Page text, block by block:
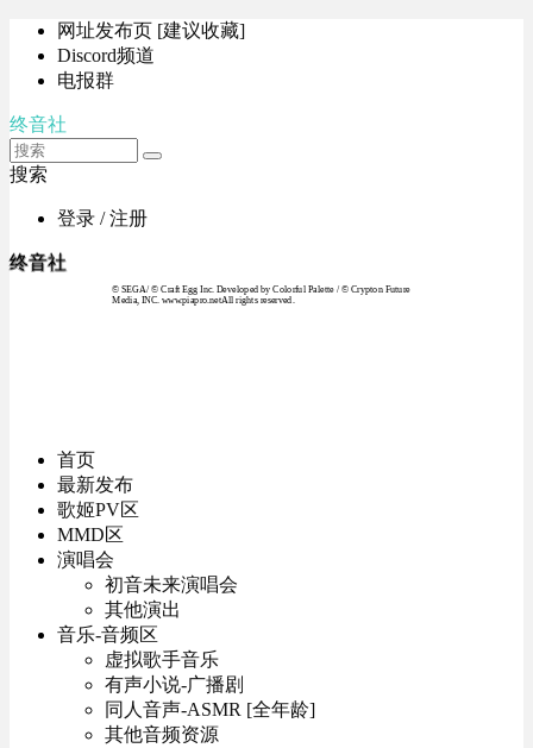
网址发布页 [建议收藏]
Discord频道
电报群
终音社
搜索
登录 / 注册
终音社
© SEGA / © Craft Egg Inc. Developed by Colorful Palette / © Crypton Future
Media, INC. www.piapro.netAll rights reserved.
首页
最新发布
歌姬PV区
MMD区
演唱会
初音未来演唱会
其他演出
音乐-音频区
虚拟歌手音乐
有声小说-广播剧
同人音声-ASMR [全年龄]
其他音频资源